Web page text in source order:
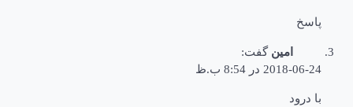
پاسخ
امین گفت:
2018-06-24 در 8:54 ب.ظ
با درود